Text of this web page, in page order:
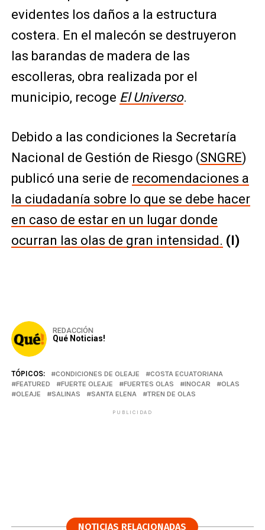
evidentes los daños a la estructura
costera. En el malecón se destruyeron
las barandas de madera de las
escolleras, obra realizada por el
municipio, recoge El Universo.
Debido a las condiciones la Secretaría
Nacional de Gestión de Riesgo (SNGRE)
publicó una serie de recomendaciones a
la ciudadanía sobre lo que se debe hacer
en caso de estar en un lugar donde
ocurran las olas de gran intensidad. (I)
REDACCIÓN
Qué Noticias!
TÓPICOS: CONDICIONES DE OLEAJE
COSTA ECUATORIANA
FEATURED
FUERTE OLEAJE FUERTES OLAS INOCAR
OLAS
OLEAJE
SALINAS SANTA ELENA TREN DE OLAS
PUBLICIDAD
NOTICIAS RELACIONADAS